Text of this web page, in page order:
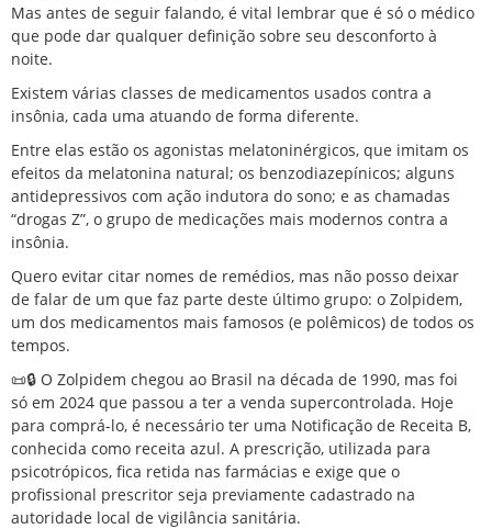
Mas antes de seguir falando, é vital lembrar que é só o médico
que pode dar qualquer definição sobre seu desconforto à
noite.
Existem várias classes de medicamentos usados contra a
insônia, cada uma atuando de forma diferente.
Entre elas estão os agonistas melatoninérgicos, que imitam os
efeitos da melatonina natural; os benzodiazepínicos; alguns
antidepressivos com ação indutora do sono; e as chamadas
“drogas Z”, o grupo de medicações mais modernos contra a
insônia.
Quero evitar citar nomes de remédios, mas não posso deixar
de falar de um que faz parte deste último grupo: o Zolpidem,
um dos medicamentos mais famosos (e polêmicos) de todos os
tempos.
📜🔒 O Zolpidem chegou ao Brasil na década de 1990, mas foi
só em 2024 que passou a ter a venda supercontrolada. Hoje
para comprá-lo, é necessário ter uma Notificação de Receita B,
conhecida como receita azul. A prescrição, utilizada para
psicotrópicos, fica retida nas farmácias e exige que o
profissional prescritor seja previamente cadastrado na
autoridade local de vigilância sanitária.